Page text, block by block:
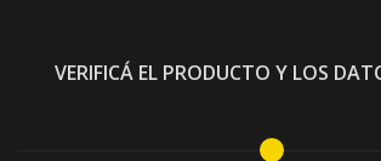
VERIFICÁ EL PRODUCTO Y LOS